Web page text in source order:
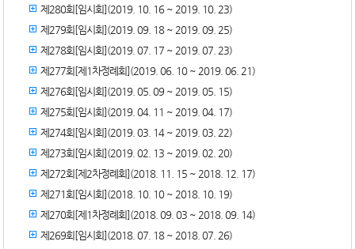
제280회[임시회](2019. 10. 16 ~ 2019. 10. 23)
제279회[임시회](2019. 09. 18 ~ 2019. 09. 25)
제278회[임시회](2019. 07. 17 ~ 2019. 07. 23)
제277회[제1차정례회](2019. 06. 10 ~ 2019. 06. 21)
제276회[임시회](2019. 05. 09 ~ 2019. 05. 15)
제275회[임시회](2019. 04. 11 ~ 2019. 04. 17)
제274회[임시회](2019. 03. 14 ~ 2019. 03. 22)
제273회[임시회](2019. 02. 13 ~ 2019. 02. 20)
제272회[제2차정례회](2018. 11. 15 ~ 2018. 12. 17)
제271회[임시회](2018. 10. 10 ~ 2018. 10. 19)
제270회[제1차정례회](2018. 09. 03 ~ 2018. 09. 14)
제269회[임시회](2018. 07. 18 ~ 2018. 07. 26)